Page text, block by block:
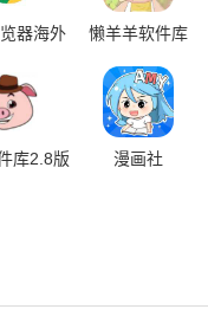
器海外
懒羊羊软件库
库2.8版
漫画社